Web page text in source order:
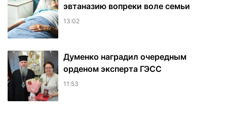
эвтаназию вопреки воле семьи
13:02
Думенко наградил очередным
орденом эксперта ГЭСС
11:53